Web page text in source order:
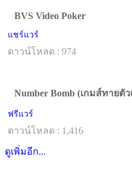
BVS Video Poker
แชร์แวร์
ดาวน์โหลด : 974
Number Bomb (เกมส์ทายตั
ฟรีแวร์
ดาวน์โหลด : 1,416
ดูเพิ่มอีก...